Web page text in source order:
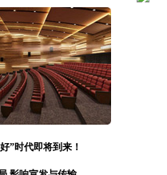
”时代即将到来！